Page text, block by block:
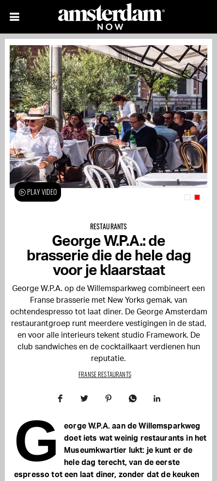
RESTAURANTS
George W.P.A.: de
brasserie die de hele dag
voor je klaarstaat
George W.P.A. op de Willemsparkweg combineert een
Franse brasserie met New Yorks gemak, van
ochtendespresso tot laat diner. De George Amsterdam
restaurantgroep runt meerdere vestigingen in de stad,
en voor alle interieurs tekent studio Framework. De
club sandwiches en de cocktailkaart verdienen hun
reputatie.
FRANSE RESTAURANTS
PLAY VIDEO
G
eorge W.P.A. aan de Willemsparkweg
doet iets wat weinig restaurants in het
Museumkwartier lukt: je kunt er de
hele dag terecht, van de eerste
espresso tot een laat diner, zonder dat de keuken